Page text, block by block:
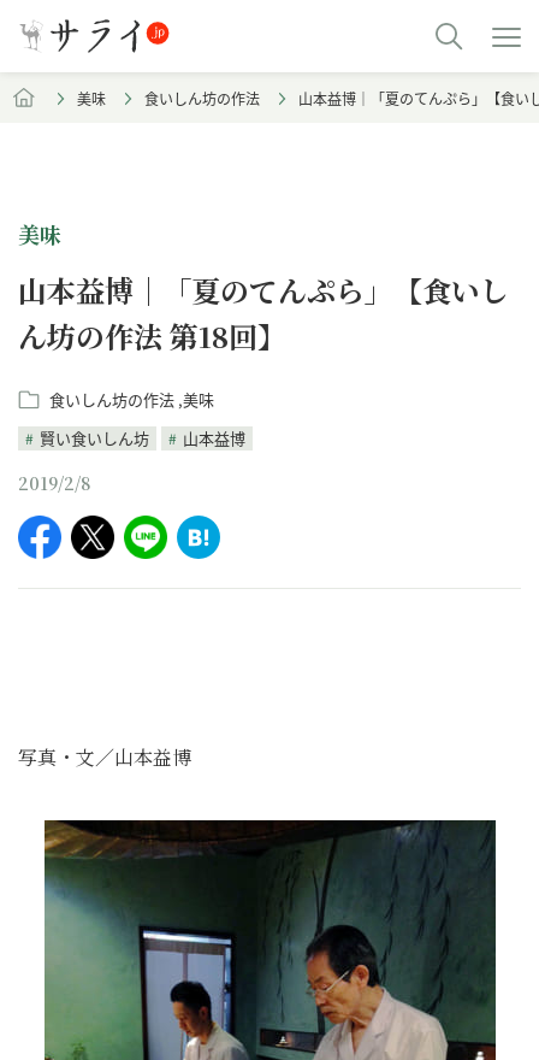
美味 食いしん坊の作法 山本益博｜「夏のてんぷら」【食い
美味
山本益博｜「夏のてんぷら」【食いし
ん坊の作法 第18回】
食いしん坊の作法 美味
賢い食いしん坊
山本益博
2019/2/8
写真・文／山本益博